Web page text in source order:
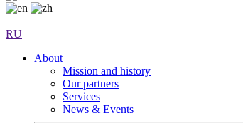
RU
About
Mission and history
Our partners
Services
News & Events